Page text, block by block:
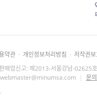
약관 · 개인정보처리방침 · 저작권
매업신고: 제2013-서울강남-02625호
webmaster@minumsa.com | 문의